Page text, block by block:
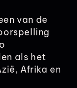
van de
als het
Afrika en